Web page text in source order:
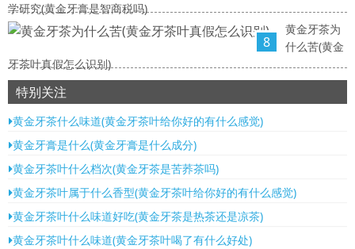
学研究(黄金牙膏是智商税吗)
8
黄金牙茶为
什么苦(黄金
牙茶叶真假怎么识别)
特别关注
黄金牙茶什么味道(黄金牙茶叶给你好的有什么感觉)
黄金牙膏是什么(黄金牙膏是什么成分)
黄金牙茶叶什么档次(黄金牙茶是苦荞茶吗)
黄金牙茶叶属于什么香型(黄金牙茶叶给你好的有什么感觉)
黄金牙茶叶什么味道好吃(黄金牙茶是热茶还是凉茶)
黄金牙茶叶什么味道(黄金牙茶叶喝了有什么好处)